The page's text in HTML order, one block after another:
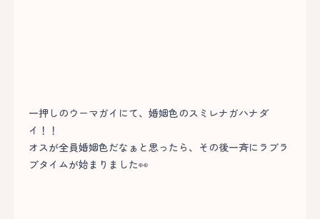
一押しのウーマガイにて、婚姻色のスミレナガハナダ
イ！！
オスが全員婚姻色だなぁと思ったら、その後一斉にラブラ
ブタイムが始まりました👀